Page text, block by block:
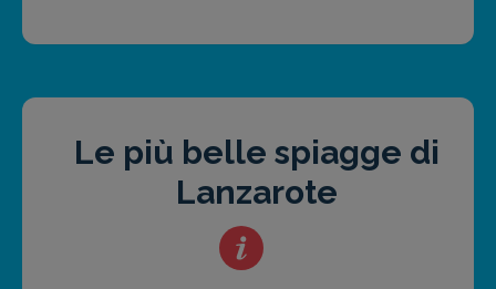
Le più belle spiagge di
Lanzarote